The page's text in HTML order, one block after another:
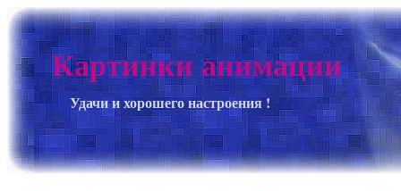
Картинки анимации
Удачи и хорошего настроения !